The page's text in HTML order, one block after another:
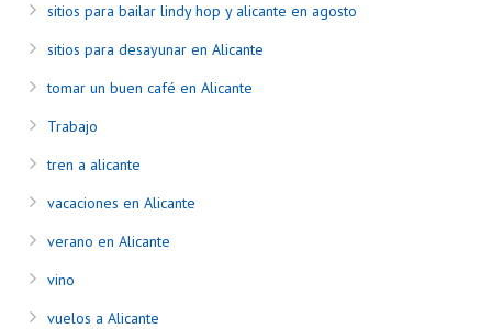
sitios para bailar lindy hop y alicante en agosto
sitios para desayunar en Alicante
tomar un buen café en Alicante
Trabajo
tren a alicante
vacaciones en Alicante
verano en Alicante
vino
vuelos a Alicante